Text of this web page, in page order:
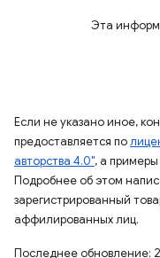
Эта
Если не указано иное,
предоставляется по
авторства 4.0", а
Подробнее об этом
зарегистрированный
аффилированных лиц.
Последнее обновление: